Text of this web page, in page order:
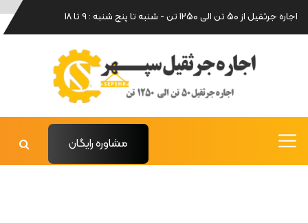
اجاره جرثقیل از 50 تن الی 1250 تن - شنبه تا پنج شنبه : 9 تا 18
مشاوره رایگان